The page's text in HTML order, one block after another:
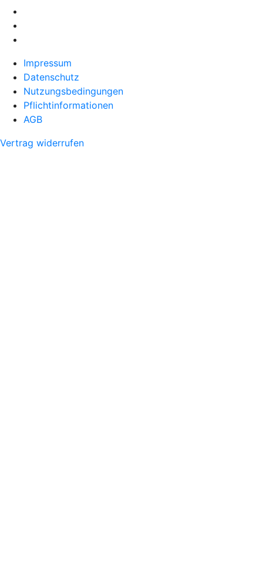
Impressum
Datenschutz
Nutzungsbedingungen
Pflichtinformationen
AGB
Vertrag widerrufen